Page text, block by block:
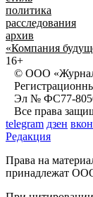
политика
расследования
архив
«Компания
16+
© ООО
Эл № ФС77-
Все права
telegram дзен
Редакция
Права на
принадлежат